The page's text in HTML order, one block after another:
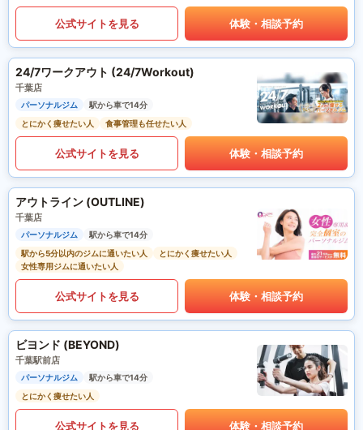
公式サイトを見る 体験・相談予約
24/7ワークアウト (24/7Workout)
千葉店
パーソナルジム
駅から車で14分
とにかく痩せたい人
食事管理も任せたい人
公式サイトを見る 体験・相談予約
アウトライン (OUTLINE)
千葉店
パーソナルジム
駅から車で14分
駅から5分以内のジムに通いたい人
とにかく痩せたい人
女性専用ジムに通いたい人
公式サイトを見る 体験・相談予約
ビヨンド (BEYOND)
千葉駅前店
パーソナルジム
駅から車で14分
とにかく痩せたい人
公式サイトを見る 体験・相談予約